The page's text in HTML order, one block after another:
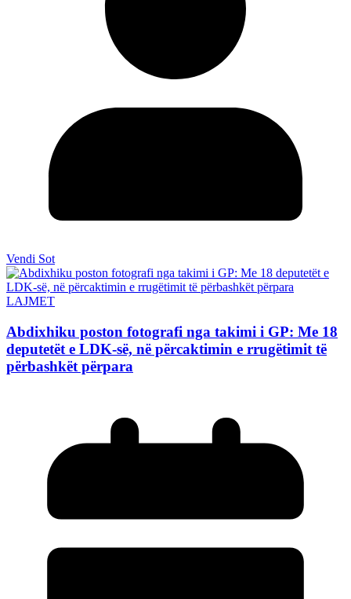
Vendi Sot
LAJMET
Abdixhiku poston fotografi nga takimi i GP: Me 18
deputetët e LDK-së, në përcaktimin e rrugëtimit të
përbashkët përpara